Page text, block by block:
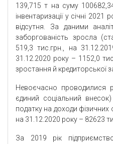
139,715 т на суму
інвентаризації у січні 2021
відсутня. За даними
заборгованість зросла
519,3 тис.грн., на
31.12.2020 року – 1152,0
зростання й кредиторської
Невоєчасно проводилися
єдиний соціальний
податку на доходи фізичних
на 31.12.2020 року – 82623
За 2019 рік